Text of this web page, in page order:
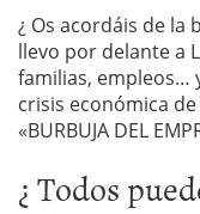
¿ Os acordáis de la
llevo por delante a
familias, empleos…
crisis económica
«BURBUJA DEL
¿ Todos